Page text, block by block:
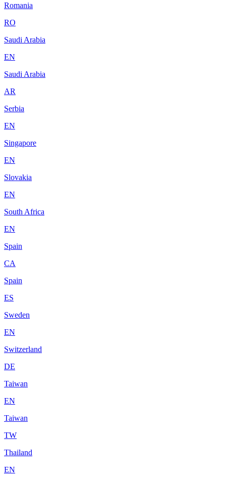
Romania
RO
Saudi Arabia
EN
Saudi Arabia
AR
Serbia
EN
Singapore
EN
Slovakia
EN
South Africa
EN
Spain
CA
Spain
ES
Sweden
EN
Switzerland
DE
Taiwan
EN
Taiwan
TW
Thailand
EN